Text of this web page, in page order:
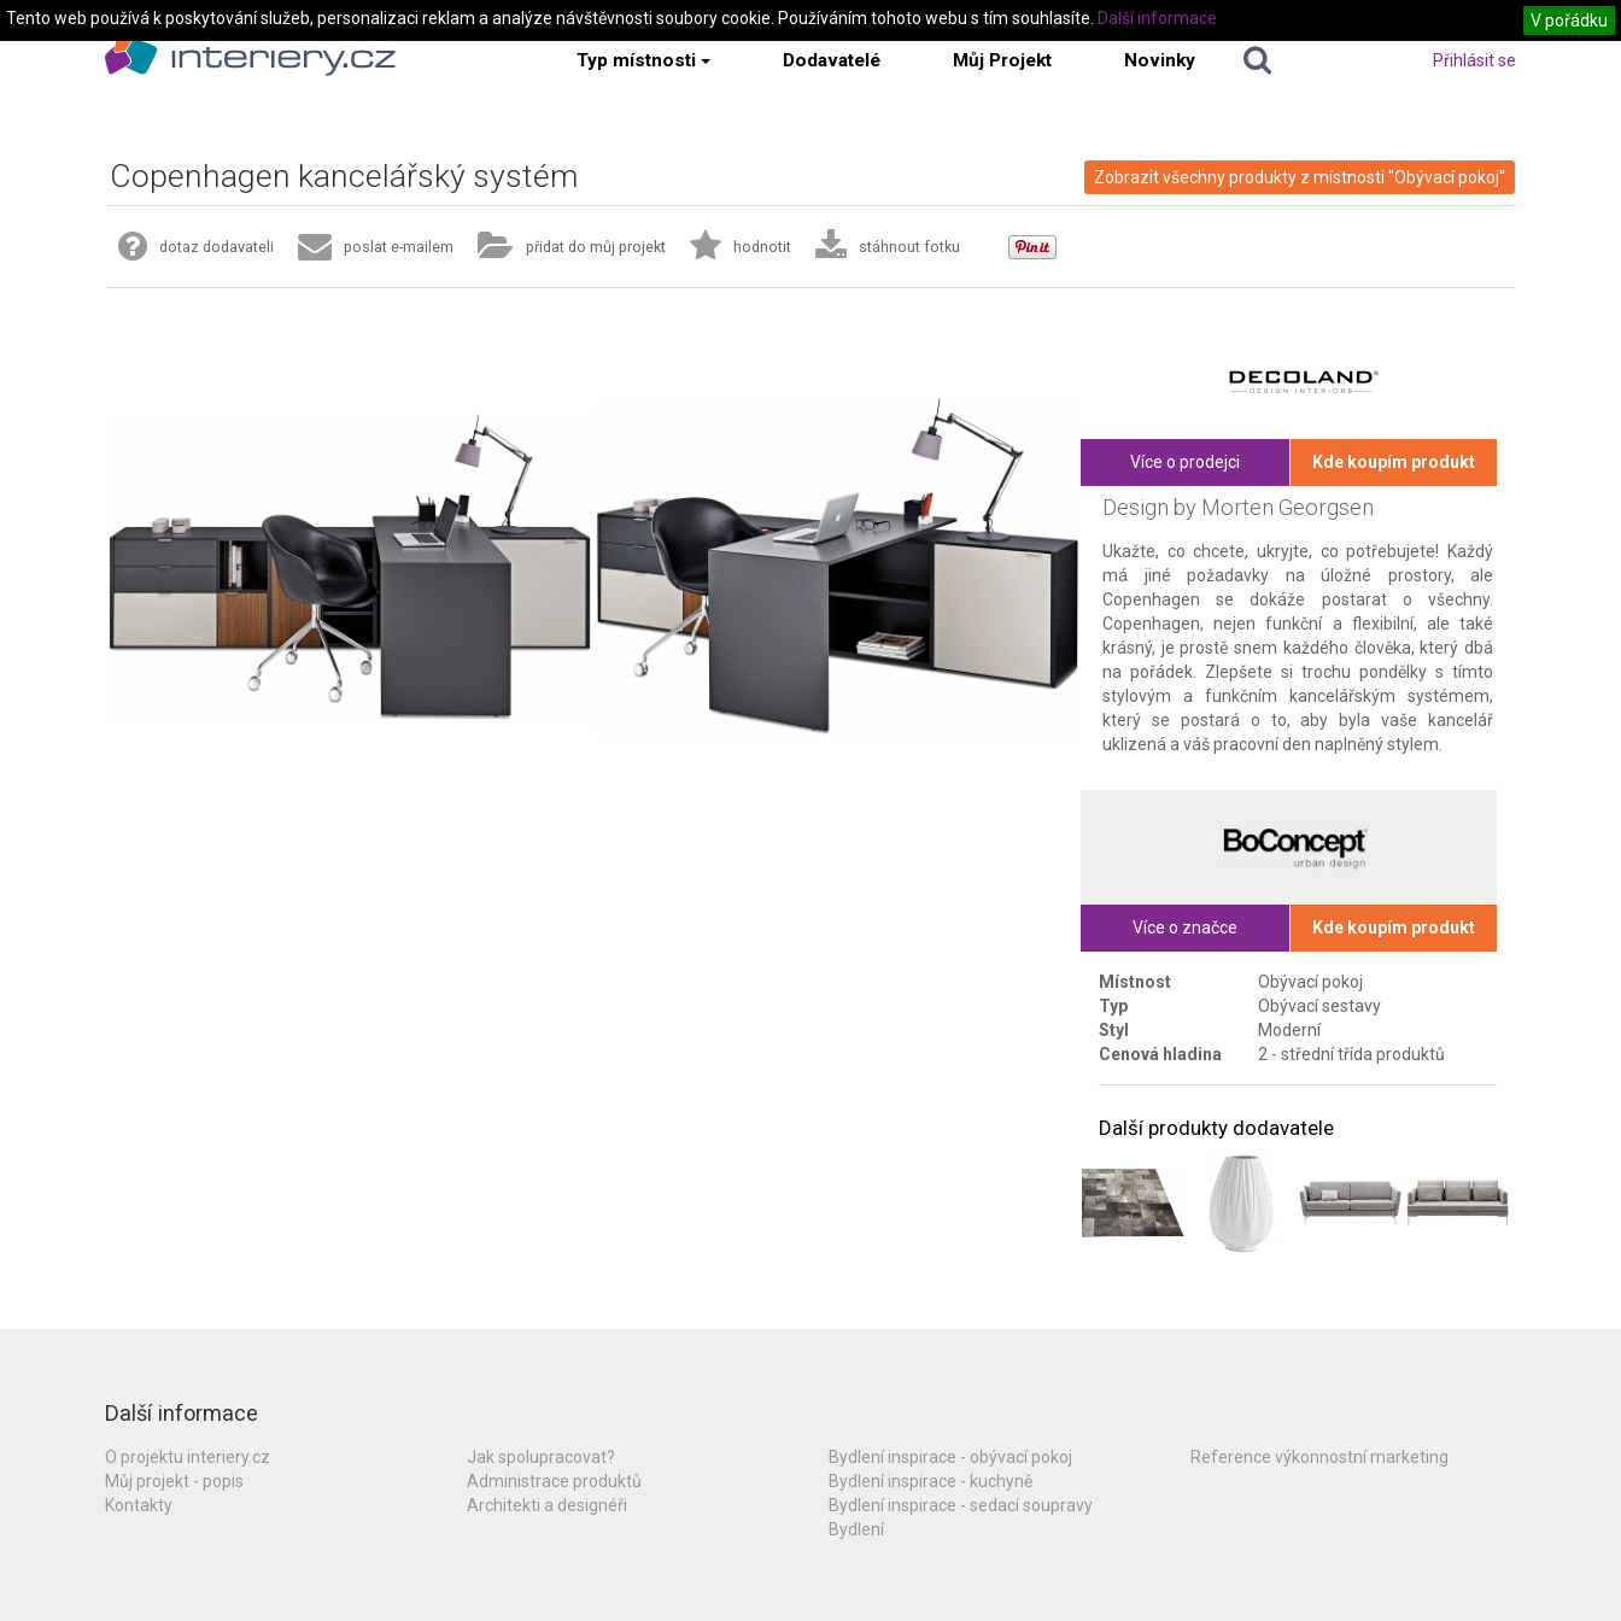
Typ místnosti Dodavatelé Můj Projekt Novinky Přihlásit se
Zobrazit všechny produkty z místnosti "Obývací pokoj"
Copenhagen kancelářský systém
dotaz dodavateli poslat e-mailem přidat do můj projekt hodnotit stáhnout fotku
Více o prodejci Kde koupím produkt
Design by Morten Georgsen
Ukažte, co chcete, ukryjte, co potřebujete! Každý
má jiné požadavky na úložné prostory, ale
Copenhagen se dokáže postarat o všechny.
Copenhagen, nejen funkční a flexibilní, ale také
krásný, je prostě snem každého člověka, který dbá
na pořádek. Zlepšete si trochu pondělky s tímto
stylovým a funkčním kancelářským systémem,
který se postará o to, aby byla vaše kancelář
uklizená a váš pracovní den naplněný stylem.
Více o značce Kde koupím produkt
Místnost
Obývací pokoj
Typ
Obývací sestavy
Styl
Moderní
Cenová hladina
2 - střední třída produktů
Další produkty dodavatele
Další informace
O projektu interiery.cz
Můj projekt - popis
Kontakty
Jak spolupracovat?
Administrace produktů
Architekti a designéři
Bydlení inspirace - obývací pokoj
Bydlení inspirace - kuchyně
Bydlení inspirace - sedací soupravy
Bydlení
Reference výkonnostní marketing
Tento web používá k poskytování služeb, personalizaci reklam a analýze návštěvnosti soubory cookie. Používáním tohoto webu s tím souhlasíte. V pořádku
Další informace